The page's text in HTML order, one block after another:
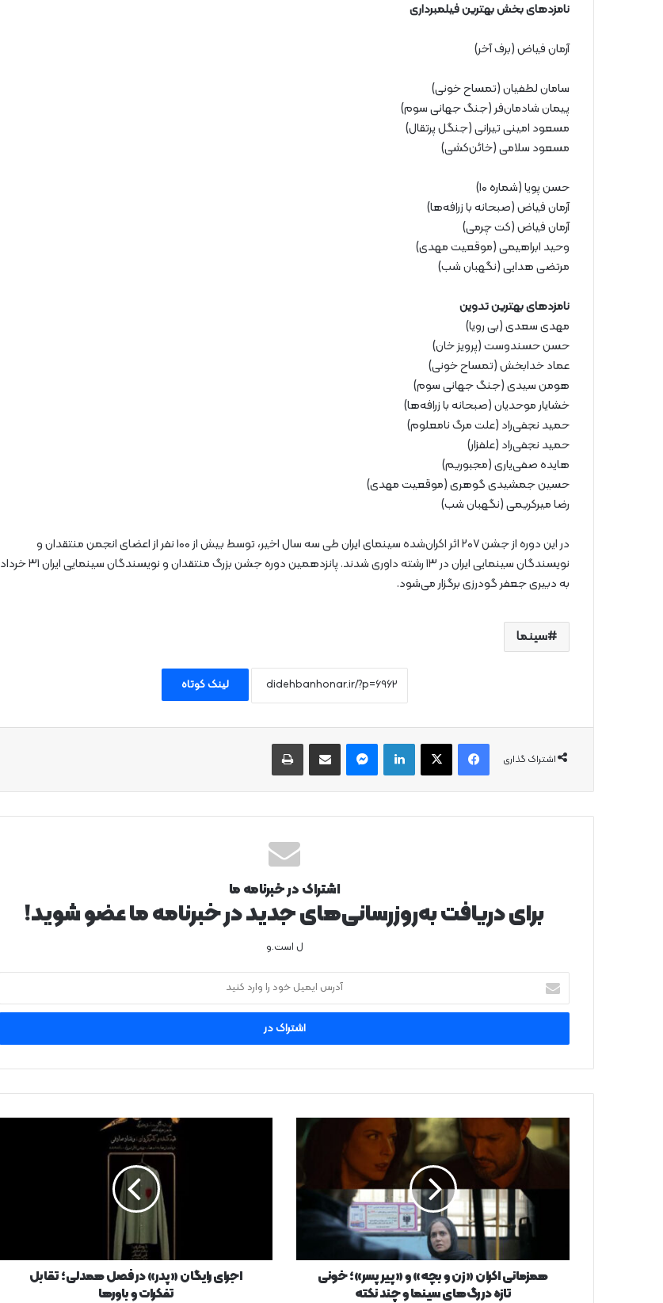
نامزدهای بخش بهترین فیلمبرداری
آرمان فیاض (برف آخر)
سامان لطفیان (تمساح خونی)
پیمان شادمان‌فر (جنگ جهانی سوم)
مسعود امینی تیرانی (جنگل پرتقال)
مسعود سلامی (خائن‌کشی)
حسن پویا (شماره ۱۰)
آرمان فیاض (صبحانه با زرافه‌ها)
آرمان فیاض (کت چرمی)
وحید ابراهیمی (موقعیت مهدی)
مرتضی هدایی (نگهبان شب)
نامزدهای بهترین تدوین
مهدی سعدی (بی رویا)
حسن حسندوست (پرویز خان)
عماد خدابخش (تمساح خونی)
هومن سیدی (جنگ جهانی سوم)
خشایار موحدیان (صبحانه با زرافه‌ها)
حمید نجفی‌راد (علت مرگ نامعلوم)
حمید نجفی‌راد (علفزار)
هایده صفی‌یاری (مجبوریم)
حسین جمشیدی گوهری (موقعیت مهدی)
رضا میرکریمی (نگهبان شب)
در این دوره از جشن ۲۰۷ اثر اکران‌شده سینمای ایران طی سه سال اخیر، توسط بیش از ۱۰۰ نفر از اعضای انجمن منتقدان و
نویسندگان سینمایی ایران در ۱۳ رشته داوری شدند. پانزدهمین دوره جشن بزرگ منتقدان و نویسندگان سینمایی ایران ۳۱ خرداد
به دبیری جعفر گودرزی برگزار می‌شود.
سینما
لینک کوتاه
اشتراک گذاری
فیس بوک X لینکدین پیام رسان از طریق ایمیل به اشتراک بگذارید چاپ
اشتراک در خبرنامه ما
برای دریافت به‌روزرسانی‌های جدید در خبرنامه ما عضو شوید!
ل است.و
آدرس
ایمیل
خود
وارد
همزمانی
اکران
«زن
خونی
همزمانی اکران «زن و بچه» و «پیر پسر»؛ خونی
تازه در رگ‌های سینما و چند نکته
و
اجرای رایگان «پدر» در فصل همدلی؛ تقابل
تفکرات و باورها